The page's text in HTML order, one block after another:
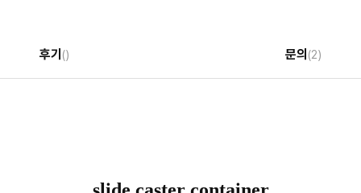
후기 () 문의 (2)